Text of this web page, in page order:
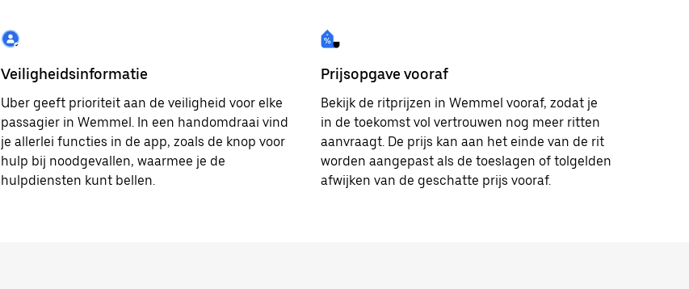
Veiligheidsinformatie
Uber geeft prioriteit aan de veiligheid voor elke
passagier in Wemmel. In een handomdraai vind
je allerlei functies in de app, zoals de knop voor
hulp bij noodgevallen, waarmee je de
hulpdiensten kunt bellen.
Prijsopgave vooraf
Bekijk de ritprijzen in Wemmel vooraf, zodat je
in de toekomst vol vertrouwen nog meer ritten
aanvraagt. De prijs kan aan het einde van de rit
worden aangepast als de toeslagen of tolgelden
afwijken van de geschatte prijs vooraf.